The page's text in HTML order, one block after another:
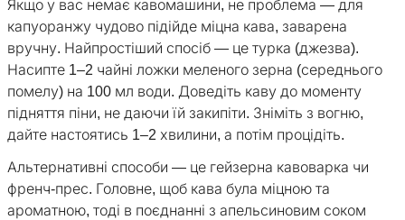
Якщо у вас немає кавомашини, не проблема — для
капуоранжу чудово підійде міцна кава, заварена
вручну. Найпростіший спосіб — це турка (джезва).
Насипте 1–2 чайні ложки меленого зерна (середнього
помелу) на 100 мл води. Доведіть каву до моменту
підняття піни, не даючи їй закипіти. Зніміть з вогню,
дайте настоятись 1–2 хвилини, а потім процідіть.
Альтернативні способи — це гейзерна кавоварка чи
френч-прес. Головне, щоб кава була міцною та
ароматною, тоді в поєднанні з апельсиновим соком